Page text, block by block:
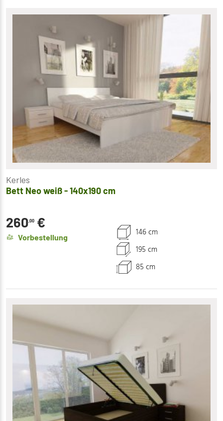
Kerles
Bett Neo weiß - 140x190 cm
260,00 €
Vorbestellung
146 cm
195 cm
85 cm